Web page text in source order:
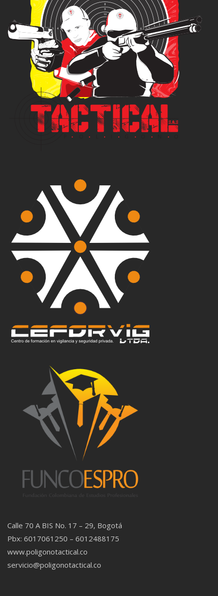
Calle 70 A BIS No. 17 – 29, Bogotá
Pbx: 6017061250 – 6012488175
www.poligonotactical.co
servicio@poligonotactical.co